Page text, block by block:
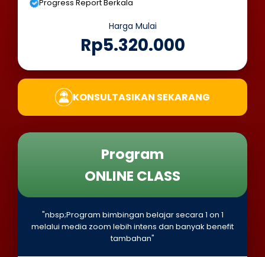
Progress Report Berkala
Harga Mulai
Rp5.320.000
KONSULTASIKAN SEKARANG
Program
ONLINE CLASS
"nbsp;Program bimbingan belajar secara 1 on 1
melalui media zoom lebih intens dan banyak benefit
tambahan"